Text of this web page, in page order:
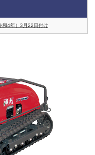
和4年）3月22日付け